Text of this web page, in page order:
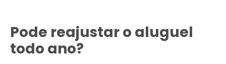
Pode reajustar o aluguel
todo ano?